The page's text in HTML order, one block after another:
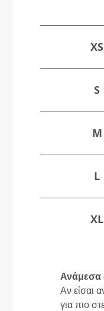
XS
S
M
L
XL
Ανάμεσα
Αν είσαι
για πιο